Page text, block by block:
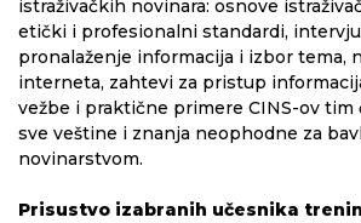
istraživačkih novinara: osnove
etički i profesionalni standardi, intervju
pronalaženje informacija i izbor tema,
interneta, zahtevi za pristup
vežbe i praktične primere CINS-ov
sve veštine i znanja neophodne za
novinarstvom.
Prisustvo izabranih učesnika